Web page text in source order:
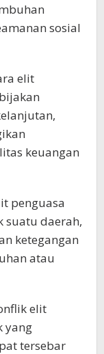
sosial
elit
keuangan
penguasa
suatu daerah,
ketegangan
atau
elit
yang
tersebar